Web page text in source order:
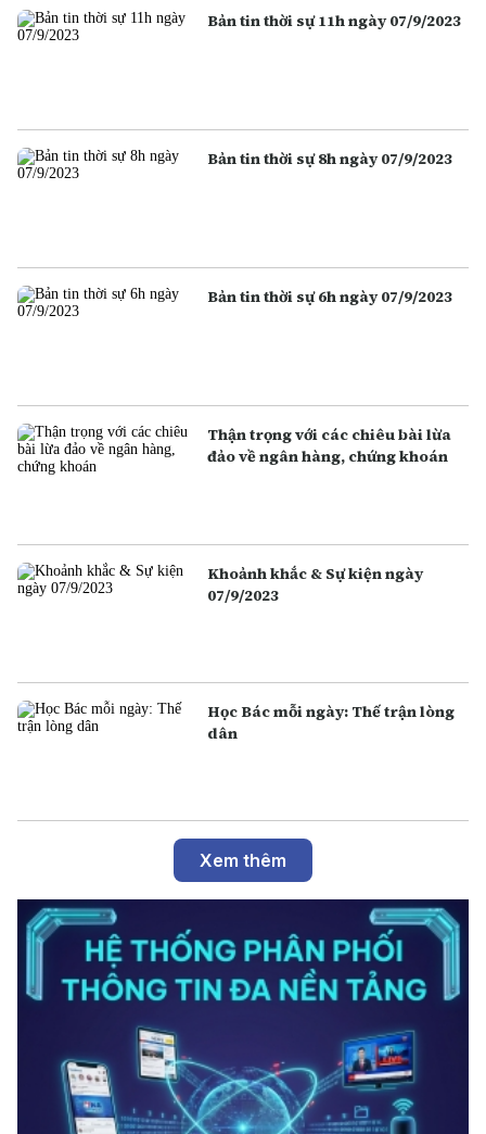
Bản tin thời sự 11h ngày 07/9/2023
Bản tin thời sự 8h ngày 07/9/2023
Bản tin thời sự 6h ngày 07/9/2023
Thận trọng với các chiêu bài lừa
đảo về ngân hàng, chứng khoán
Khoảnh khắc & Sự kiện ngày
07/9/2023
Học Bác mỗi ngày: Thế trận lòng
dân
Xem thêm